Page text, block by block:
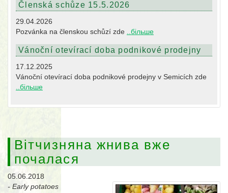
Členská schůze 15.5.2026
29.04.2026
Pozvánka na členskou schůzí zde
..більше
Vánoční otevírací doba podnikové prodejny
17.12.2025
Vánoční otevírací doba podnikové prodejny v Semicích zde
..більше
Вітчизняна жнива вже
почалася
05.06.2018
- Early potatoes